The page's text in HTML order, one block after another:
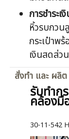
การชำระเ
หิ้วรบกวน
กระเป๋าพ
เงินสดส่ว
สั่งทำ และ ผลิต
รับทำก
คล้องมื
30-11-542